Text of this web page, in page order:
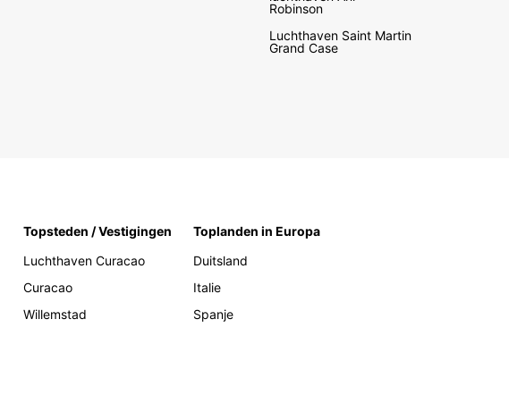
Robinson
Luchthaven Saint Martin
Grand Case
Topsteden / Vestigingen
Luchthaven Curacao
Curacao
Willemstad
Toplanden in Europa
Duitsland
Italie
Spanje